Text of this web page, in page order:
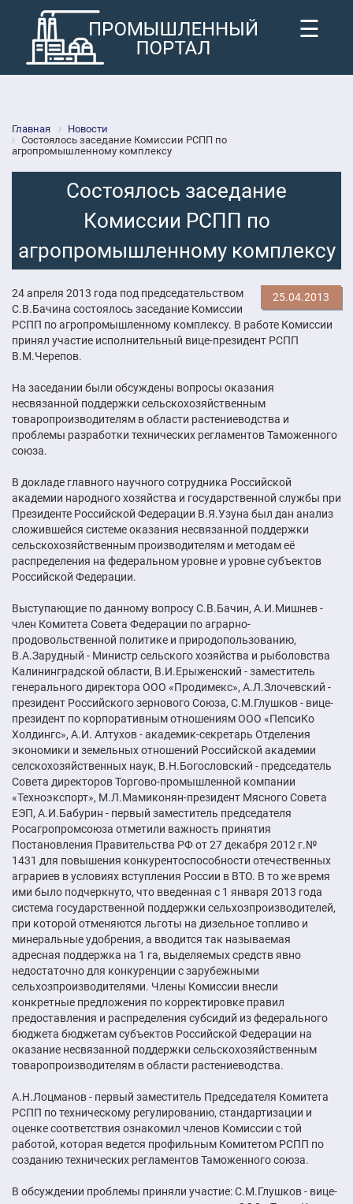
☰
Главная
Новости
Состоялось заседание Комиссии РСПП по
агропромышленному комплексу
Состоялось заседание
Комиссии РСПП по
агропромышленному комплексу
25.04.2013
24 апреля 2013 года под председательством
С.В.Бачина состоялось заседание Комиссии
РСПП по агропромышленному комплексу. В работе Комиссии
принял участие исполнительный вице-президент РСПП
В.М.Черепов.
На заседании были обсуждены вопросы оказания
несвязанной поддержки сельскохозяйственным
товаропроизводителям в области растениеводства и
проблемы разработки технических регламентов Таможенного
союза.
В докладе главного научного сотрудника Российской
академии народного хозяйства и государственной службы при
Президенте Российской Федерации В.Я.Узуна был дан анализ
сложившейся системе оказания несвязанной поддержки
сельскохозяйственным производителям и методам её
распределения на федеральном уровне и уровне субъектов
Российской Федерации.
Выступающие по данному вопросу С.В.Бачин, А.И.Мишнев -
член Комитета Совета Федерации по аграрно-
продовольственной политике и природопользованию,
В.А.Зарудный - Министр сельского хозяйства и рыболовства
Калининградской области, В.И.Ерыженский - заместитель
генерального директора ООО «Продимекс», А.Л.Злочевский -
президент Российского зернового Союза, С.М.Глушков - вице-
президент по корпоративным отношениям ООО «ПепсиКо
Холдингс», А.И. Алтухов - академик-секретарь Отделения
экономики и земельных отношений Российской академии
селскохозяйственных наук, В.Н.Богословский - председатель
Совета директоров Торгово-промышленной компании
«Техноэкспорт», М.Л.Мамиконян-президент Мясного Совета
ЕЭП, А.И.Бабурин - первый заместитель председателя
Росагропромсоюза отметили важность принятия
Постановления Правительства РФ от 27 декабря 2012 г.№
1431 для повышения конкурентоспособности отечественных
аграриев в условиях вступления России в ВТО. В то же время
ими было подчеркнуто, что введенная с 1 января 2013 года
система государственной поддержки сельхозпроизводителей,
при которой отменяются льготы на дизельное топливо и
минеральные удобрения, а вводится так называемая
адресная поддержка на 1 га, выделяемых средств явно
недостаточно для конкуренции с зарубежными
сельхозпроизводителями. Члены Комиссии внесли
конкретные предложения по корректировке правил
предоставления и распределения субсидий из федерального
бюджета бюджетам субъектов Российской Федерации на
оказание несвязанной поддержки сельскохозяйственным
товаропроизводителям в области растениеводства.
А.Н.Лоцманов - первый заместитель Председателя Комитета
РСПП по техническому регулированию, стандартизации и
оценке соответствия ознакомил членов Комиссии с той
работой, которая ведется профильным Комитетом РСПП по
созданию технических регламентов Таможенного союза.
В обсуждении проблемы приняли участие: С.М.Глушков - вице-